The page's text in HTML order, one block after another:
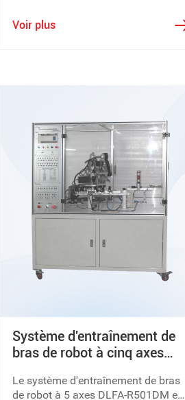
Voir plus
Système d'entraînement de
bras de robot à cinq axes
Le système d'entraînement de bras
de robot à 5 axes DLFA-R501DM est